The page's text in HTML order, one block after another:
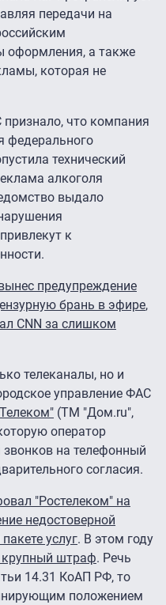
передачи на
оформления, а также
которая не
что компания
федерального
технический
алкоголя
выдало
к
предупреждение
брань в эфире,
CNN за слишком
телеканалы, но и
управление ФАС
(ТМ "Дом.ru",
оператор
звонков на телефонный
согласия.
"Ростелеком" на
недостоверной
услуг. В этом году
штраф. Речь
14.31 КоАП РФ, то
положением